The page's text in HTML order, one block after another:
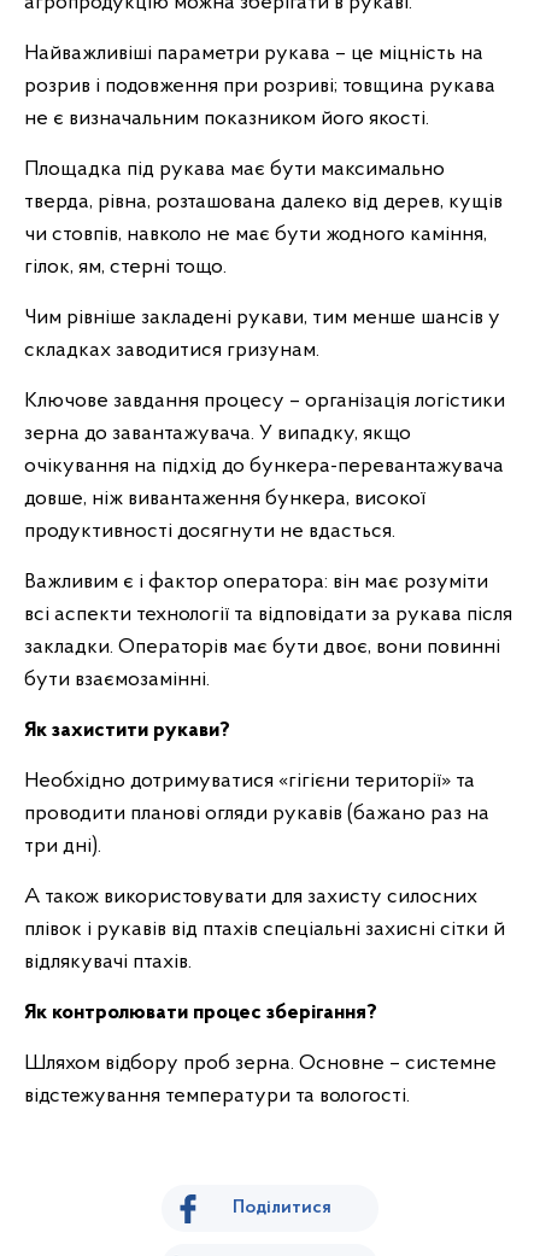
Найважливіші параметри рукава – це міцність на
розрив і подовження при розриві; товщина рукава
не є визначальним показником його якості.
Площадка під рукава має бути максимально
тверда, рівна, розташована далеко від дерев, кущів
чи стовпів, навколо не має бути жодного каміння,
гілок, ям, стерні тощо.
Чим рівніше закладені рукави, тим менше шансів у
складках заводитися гризунам.
Ключове завдання процесу – організація логістики
зерна до завантажувача. У випадку, якщо
очікування на підхід до бункера-перевантажувача
довше, ніж вивантаження бункера, високої
продуктивності досягнути не вдасться.
Важливим є і фактор оператора: він має розуміти
всі аспекти технології та відповідати за рукава після
закладки. Операторів має бути двоє, вони повинні
бути взаємозамінні.
Як захистити рукави?
Необхідно дотримуватися «гігієни території» та
проводити планові огляди рукавів (бажано раз на
три дні).
А також використовувати для захисту силосних
плівок і рукавів від птахів спеціальні захисні сітки й
відлякувачі птахів.
Як контролювати процес зберігання?
Шляхом відбору проб зерна. Основне – системне
відстежування температури та вологості.
Поділитися